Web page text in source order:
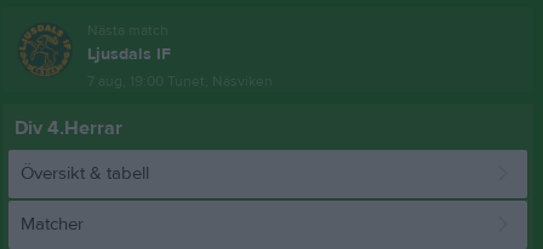
Nästa match
Ljusdals IF
7 aug, 19:00 Tunet, Näsviken
Div 4.Herrar
Översikt & tabell
Matcher